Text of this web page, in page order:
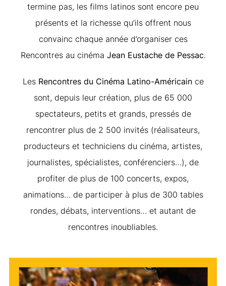
termine pas, les films latinos sont encore peu
présents et la richesse qu’ils offrent nous
convainc chaque année d’organiser ces
Rencontres au cinéma Jean Eustache de Pessac.
LesRencontres du Cinéma Latino-Américaince
sont, depuis leur création, plus de 65 000
spectateurs, petits et grands, pressés de
rencontrer plus de 2 500 invités (réalisateurs,
producteurs et techniciens du cinéma, artistes,
journalistes, spécialistes, conférenciers…), de
profiter de plus de 100 concerts, expos,
animations… de participer à plus de 300 tables
rondes, débats, interventions… et autant de
rencontres inoubliables.